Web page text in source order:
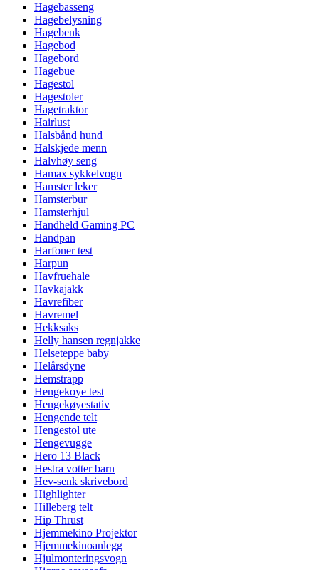
Hagebasseng
Hagebelysning
Hagebenk
Hagebod
Hagebord
Hagebue
Hagestol
Hagestoler
Hagetraktor
Hairlust
Halsbånd hund
Halskjede menn
Halvhøy seng
Hamax sykkelvogn
Hamster leker
Hamsterbur
Hamsterhjul
Handheld Gaming PC
Handpan
Harfoner test
Harpun
Havfruehale
Havkajakk
Havrefiber
Havremel
Hekksaks
Helly hansen regnjakke
Helseteppe baby
Helårsdyne
Hemstrapp
Hengekoye test
Hengekøyestativ
Hengende telt
Hengestol ute
Hengevugge
Hero 13 Black
Hestra votter barn
Hev-senk skrivebord
Highlighter
Hilleberg telt
Hip Thrust
Hjemmekino Projektor
Hjemmekinoanlegg
Hjulmonteringsvogn